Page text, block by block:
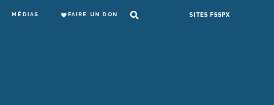
MÉDIAS FAIRE UN DON SITES FSSPX